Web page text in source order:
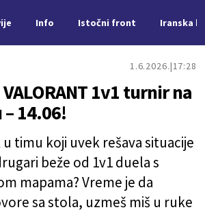
Info Istočni front Iranska
1.6.2026. 17:28
1v1 turnir na
14.06!
u timu koji uvek rešava situacije
beže od 1v1 duela s
mapama? Vreme je da
sa stola, uzmeš miš u ruke